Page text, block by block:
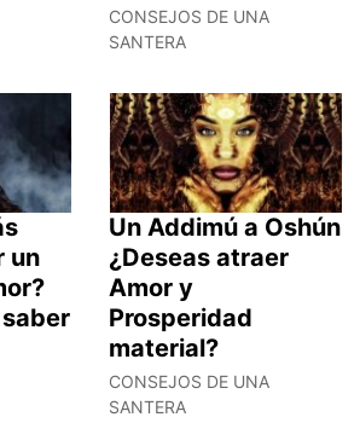
CONSEJOS DE UNA
SANTERA
un
Un Addimú a Oshún
¿Deseas atraer
Amor y
Prosperidad
material?
CONSEJOS DE UNA
SANTERA